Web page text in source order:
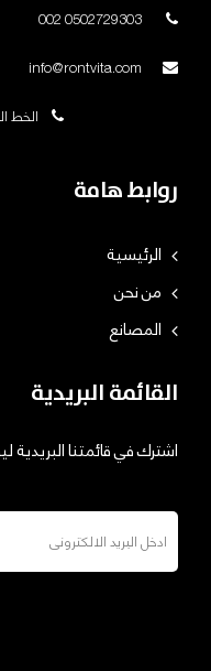
الخط
روابط هامة
الرئيسية
من نحن
المصانع
القائمة البريدية
اشترك في قائمتنا